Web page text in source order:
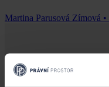
Martina Parusová Zímová •